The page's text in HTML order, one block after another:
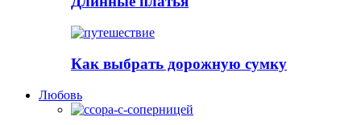
Как выбрать дорожную сумку
Любовь